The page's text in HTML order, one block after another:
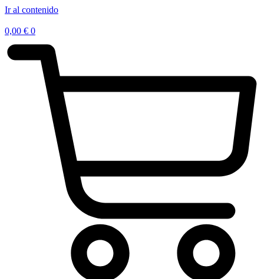
Ir al contenido
0,00 € 0